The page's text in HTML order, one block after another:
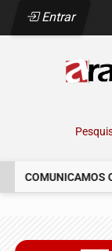
Entrar
COMUNICAMOS O